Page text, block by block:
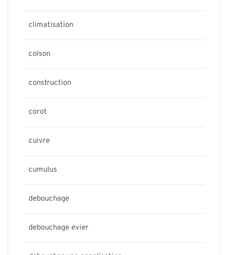
climatisation
colson
construction
corot
cuivre
cumulus
debouchage
debouchage evier